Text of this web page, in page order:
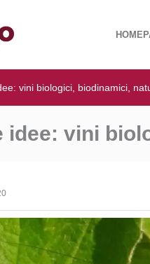
vini biologici, biodinamici,
idee: vini